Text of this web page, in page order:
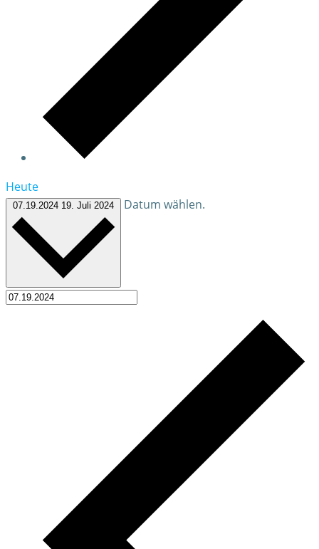
Heute
07.19.2024 19. Juli 2024 Datum wählen.